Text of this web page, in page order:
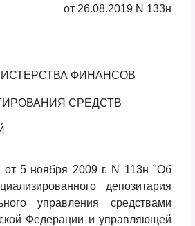
от 26.08.2019 N 133н
ФИНАНСОВ
СРЕДСТВ
5 ноября 2009 г. N 113н "Об
депозитария
управления средствами
Федерации и управляющей